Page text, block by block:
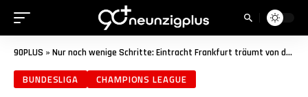
90PLUS » Nur noch wenige Schritte: Eintracht Frankfurt träumt von der Champions League
BUNDESLIGA CHAMPIONS LEAGUE